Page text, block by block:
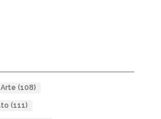
Arte (108)
(111)